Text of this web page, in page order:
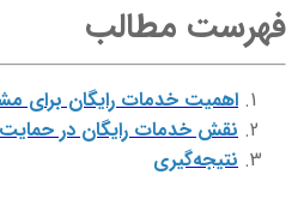
فهرست مطالب
اهمیت خدمات رایگان برای
نقش خدمات رایگان در
نتیجه‌گیری